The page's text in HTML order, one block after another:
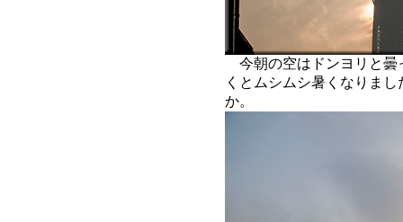
今朝の空はドンヨリと曇
くとムシムシ暑くなりま
か。